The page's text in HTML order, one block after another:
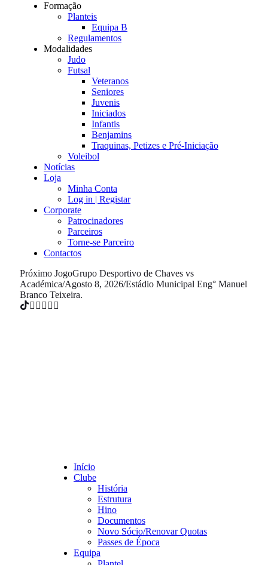
Formação
Planteis
Equipa B
Regulamentos
Modalidades
Judo
Futsal
Veteranos
Seniores
Juvenis
Iniciados
Infantis
Benjamins
Traquinas, Petizes e Pré-Iniciação
Voleibol
Notícias
Loja
Minha Conta
Log in | Registar
Corporate
Patrocinadores
Parceiros
Torne-se Parceiro
Contactos
Próximo JogoGrupo Desportivo de Chaves vs
Académica/Agosto 8, 2026/Estádio Municipal Eng° Manuel
Branco Teixeira.
Início
Clube
História
Estrutura
Hino
Documentos
Novo Sócio/Renovar Quotas
Passes de Época
Equipa